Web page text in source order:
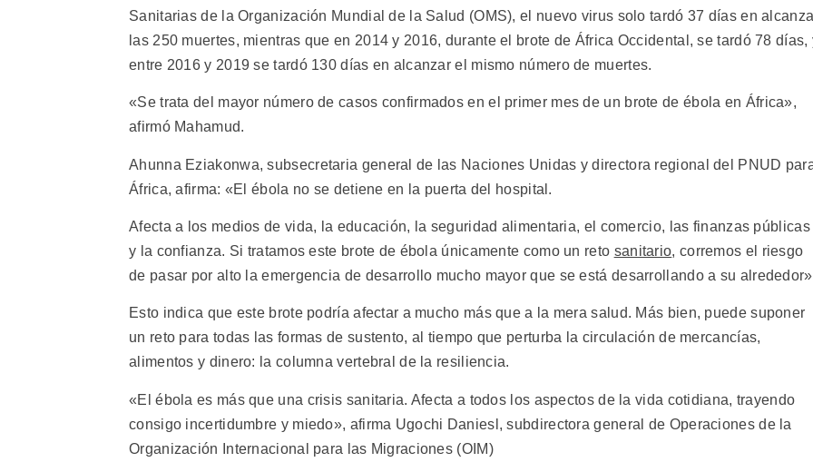
Sanitarias de la Organización Mundial de la Salud (OMS), el nuevo virus solo tardó 37 días en
las 250 muertes, mientras que en 2014 y 2016, durante el brote de África Occidental, se tardó 78 días,
entre 2016 y 2019 se tardó 130 días en alcanzar el mismo número de muertes.
«Se trata del mayor número de casos confirmados en el primer mes de un brote de ébola en África»,
afirmó Mahamud.
Ahunna Eziakonwa, subsecretaria general de las Naciones Unidas y directora regional del PNUD
África, afirma: «El ébola no se detiene en la puerta del hospital.
Afecta a los medios de vida, la educación, la seguridad alimentaria, el comercio, las finanzas públicas
y la confianza. Si tratamos este brote de ébola únicamente como un reto sanitario, corremos el riesgo
de pasar por alto la emergencia de desarrollo mucho mayor que se está desarrollando a su
Esto indica que este brote podría afectar a mucho más que a la mera salud. Más bien, puede suponer
un reto para todas las formas de sustento, al tiempo que perturba la circulación de mercancías,
alimentos y dinero: la columna vertebral de la resiliencia.
«El ébola es más que una crisis sanitaria. Afecta a todos los aspectos de la vida cotidiana, trayendo
consigo incertidumbre y miedo», afirma Ugochi Daniesl, subdirectora general de Operaciones de la
Organización Internacional para las Migraciones (OIM)